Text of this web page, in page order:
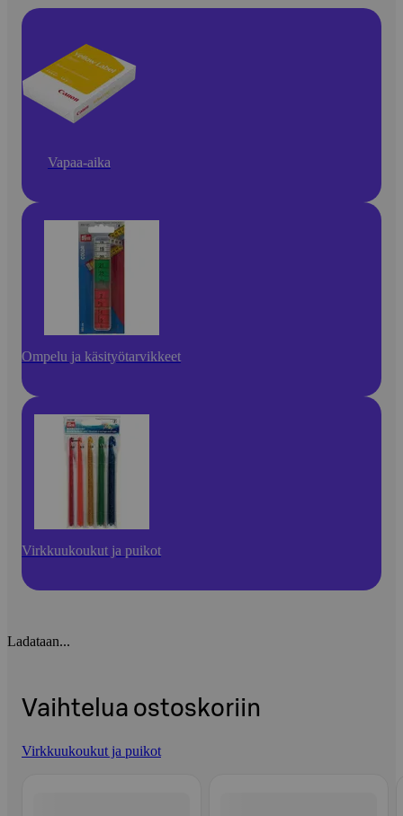
Vapaa-aika
Ompelu ja käsityötarvikkeet
Virkkuukoukut ja puikot
Ladataan...
Vaihtelua ostoskoriin
Virkkuukoukut ja puikot